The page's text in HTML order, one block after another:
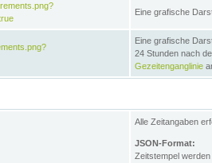
Eine grafische
Eine grafische
24 Stunden nach
Gezeitenganglinie
Alle Zeitangaben
JSON-Format:
Zeitstempel